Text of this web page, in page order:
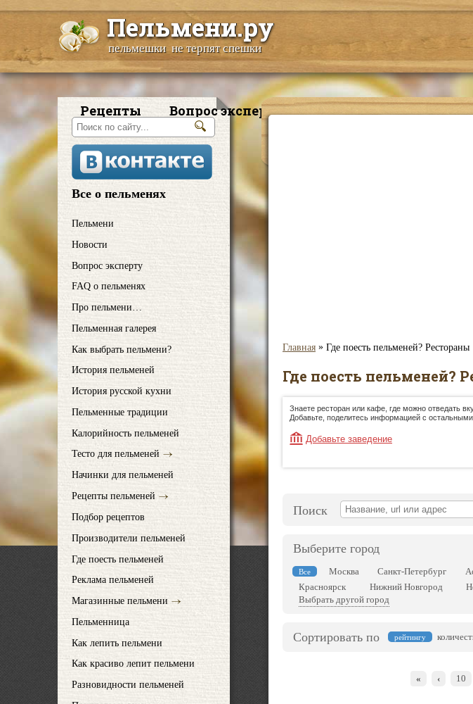
Пельмени.ру
пельмешки не терпят спешки
Рецепты Вопрос эксперту Где поесть Подбор
Все о пельменях
Пельмени
Новости
Вопрос эксперту
FAQ о пельменях
Про пельмени…
Пельменная галерея
Как выбрать пельмени?
История пельменей
История русской кухни
Пельменные традиции
Калорийность пельменей
Тесто для пельменей
Начинки для пельменей
Рецепты пельменей
Подбор рецептов
Производители пельменей
Где поесть пельменей
Реклама пельменей
Магазинные пельмени
Пельменница
Как лепить пельмени
Как красиво лепит пельмени
Разновидности пельменей
Главная » Где поесть пельменей? Рестораны
Где поесть пельменей?
Знаете ресторан или кафе, где можно отведать
Добавьте, поделитесь информацией с
Добавьте заведение
Поиск
Выберите город
Все Москва Санкт-Петербург
Красноярск
Нижний Новгород
Выбрать другой город
Сортировать по рейтингу
« ‹ 10